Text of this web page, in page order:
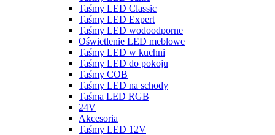
Taśmy LED Classic
Taśmy LED Expert
Taśmy LED wodoodporne
Oświetlenie LED meblowe
Taśmy LED w kuchni
Taśmy LED do pokoju
Taśmy COB
Taśmy LED na schody
Taśma LED RGB
24V
Akcesoria
Taśmy LED 12V